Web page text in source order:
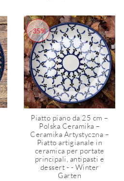
-35%
Piatto piano da 25 cm –
Polska Ceramika –
Ceramika Artystyczna –
Piatto artigianale in
ceramica per portate
principali, antipasti e
dessert - - Winter
Garten